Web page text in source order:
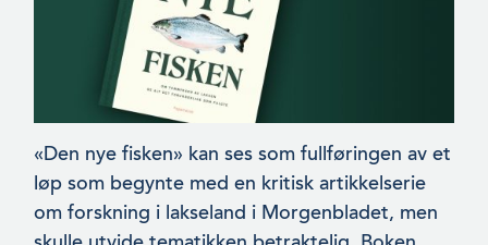
«Den nye fisken» kan ses som fullføringen av et
løp som begynte med en kritisk artikkelserie
om forskning i lakseland i Morgenbladet, men